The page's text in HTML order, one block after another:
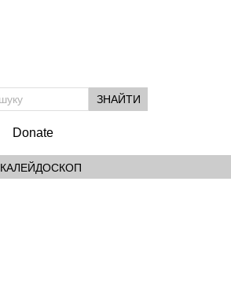
Підтримай УМ
КАЛЕЙДОСКОП